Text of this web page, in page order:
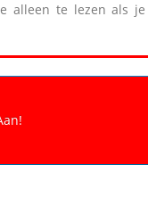
alleen te lezen als